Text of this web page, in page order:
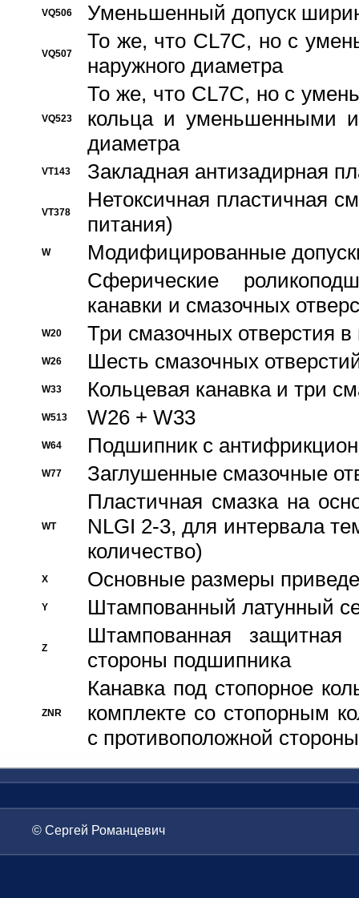
VQ506 Уменьшенный допуск
VQ507
То же, что CL7C, но с
наружного диаметра
VQ523
То же, что CL7C, но с
кольца и уменьшенными
диаметра
VT143 Закладная антизадирная
VT378
Нетоксичная пластичная
питания)
W
Модифицированные
Сферические
канавки и смазочных
W20 Три смазочных отверстия
W26 Шесть смазочных
W33 Кольцевая канавка и три
W513 W26 + W33
W64 Подшипник с
W77 Заглушенные смазочные
WT
Пластичная смазка на
NLGI 2-3, для интервала
количество)
X Основные размеры
Y Штампованный латунный
Z
Штампованная
стороны подшипника
ZNR
Канавка под стопорное
комплекте со стопорным
с противоположной стороны
© Сергей Романцевич